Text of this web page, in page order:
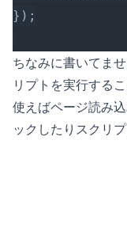
});
ちなみに書いてま
リプトを実行する
使えばページ読み
ックしたりスクリ